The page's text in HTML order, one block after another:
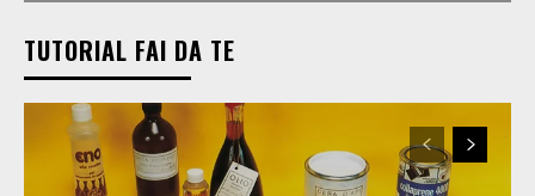
TUTORIAL FAI DA TE